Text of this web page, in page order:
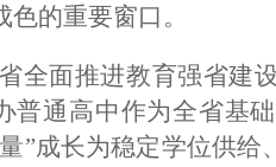
的重要窗口。
全面推进教育强省建
普通高中作为全省基
”成长为稳定学位供